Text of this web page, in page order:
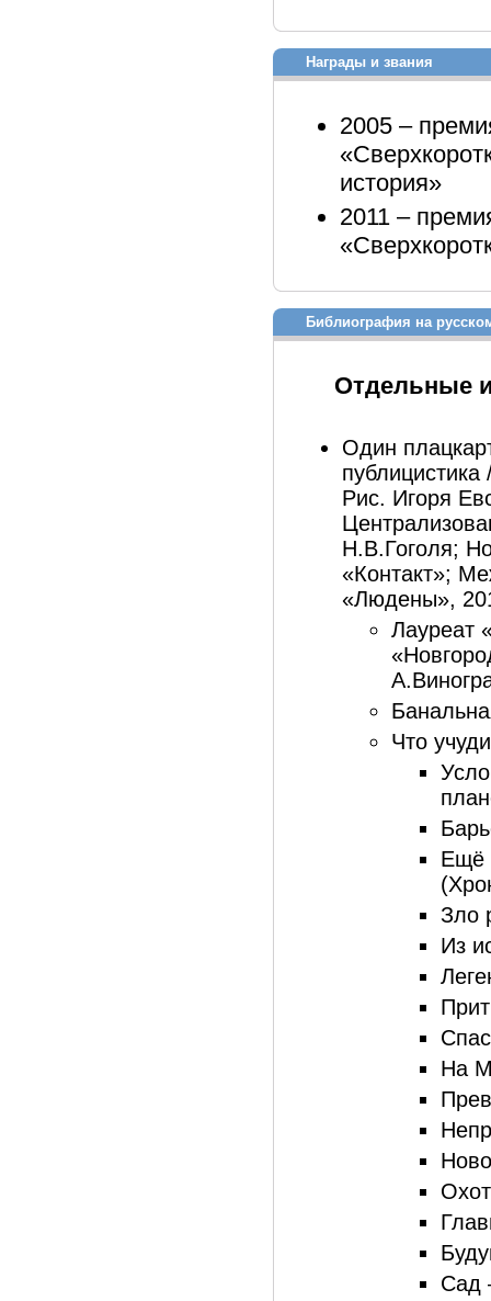
Награды и звания
2005 –
история»
2011 –
Библиография на
Отдельные
Один
Рис. Игоря
Н.В.Гоголя;
«Контакт»;
«Людены»,
Лауреат
Что
Ещё
Зло
Из
На
Сад